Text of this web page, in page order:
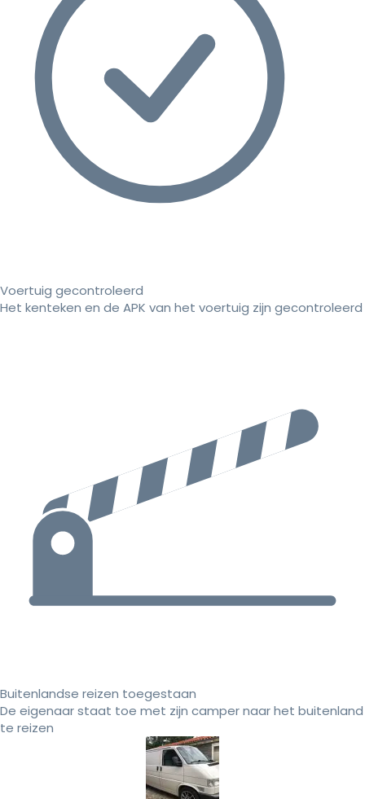
Voertuig gecontroleerd
Het kenteken en de APK van het voertuig zijn gecontroleerd
Buitenlandse reizen toegestaan
De eigenaar staat toe met zijn camper naar het buitenland
te reizen